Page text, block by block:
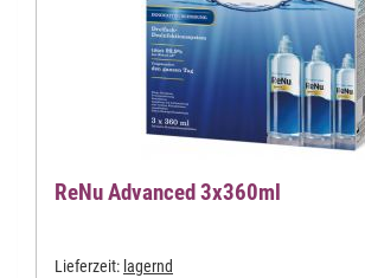
ReNu Advanced 3x360ml
Lieferzeit: lagernd